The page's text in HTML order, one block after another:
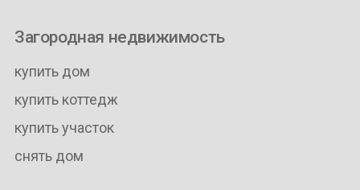
Загородная недвижимость
купить дом
купить коттедж
купить участок
снять дом